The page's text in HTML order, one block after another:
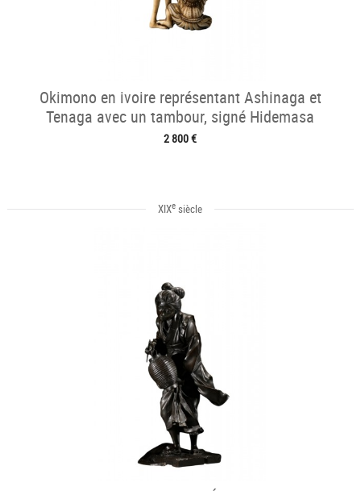
Okimono en ivoire représentant Ashinaga et
Tenaga avec un tambour, signé Hidemasa
2 800 €
XIXe siècle